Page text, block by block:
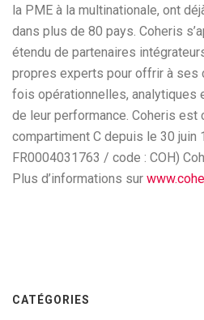
la PME à la multinationale, ont
dans plus de 80 pays. Coheris
étendu de partenaires
propres experts pour offrir à ses
fois opérationnelles, analytiques
de leur performance. Coheris est
compartiment C depuis le 30 juin
FR0004031763 / code : COH)
Plus d’informations sur
CATÉGORIES